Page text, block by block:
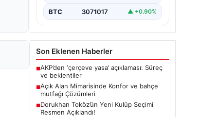
BTC 3071017 ▲ +0.90%
Son Eklenen Haberler
■AKP’den ‘çerçeve yasa’ açıklaması: Süreç
ve beklentiler
■Açık Alan Mimarisinde Konfor ve bahçe
mutfağı Çözümleri
■Dorukhan Toköz’ün Yeni Kulüp Seçimi
Resmen Açıklandı!